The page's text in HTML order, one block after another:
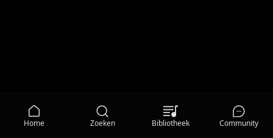
Home Zoeken Bibliotheek Community